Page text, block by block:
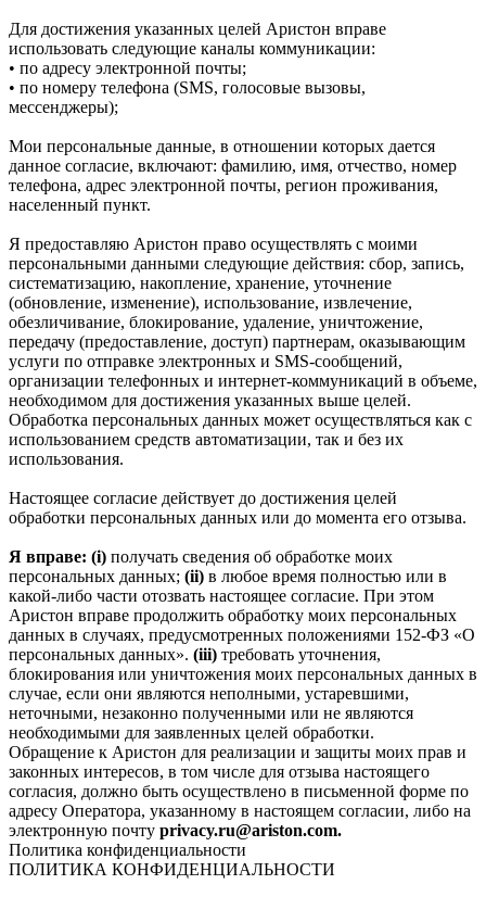
Для достижения указанных целей Аристон вправе
использовать следующие каналы коммуникации:
• по адресу электронной почты;
• по номеру телефона (SMS, голосовые вызовы,
мессенджеры);
Мои персональные данные, в отношении которых дается
данное согласие, включают: фамилию, имя, отчество, номер
телефона, адрес электронной почты, регион проживания,
населенный пункт.
Я предоставляю Аристон право осуществлять с моими
персональными данными следующие действия: сбор, запись,
систематизацию, накопление, хранение, уточнение
(обновление, изменение), использование, извлечение,
обезличивание, блокирование, удаление, уничтожение,
передачу (предоставление, доступ) партнерам, оказывающим
услуги по отправке электронных и SMS‑сообщений,
организации телефонных и интернет‑коммуникаций в объеме,
необходимом для достижения указанных выше целей.
Обработка персональных данных может осуществляться как с
использованием средств автоматизации, так и без их
использования.
Настоящее согласие действует до достижения целей
обработки персональных данных или до момента его отзыва.
Я вправе: (i) получать сведения об обработке моих
персональных данных; (ii) в любое время полностью или в
какой-либо части отозвать настоящее согласие. При этом
Аристон вправе продолжить обработку моих персональных
данных в случаях, предусмотренных положениями 152-ФЗ «О
персональных данных». (iii) требовать уточнения,
блокирования или уничтожения моих персональных данных в
случае, если они являются неполными, устаревшими,
неточными, незаконно полученными или не являются
необходимыми для заявленных целей обработки.
Обращение к Аристон для реализации и защиты моих прав и
законных интересов, в том числе для отзыва настоящего
согласия, должно быть осуществлено в письменной форме по
адресу Оператора, указанному в настоящем согласии, либо на
электронную почту privacy.ru@ariston.com.
Политика конфиденциальности
ПОЛИТИКА КОНФИДЕНЦИАЛЬНОСТИ